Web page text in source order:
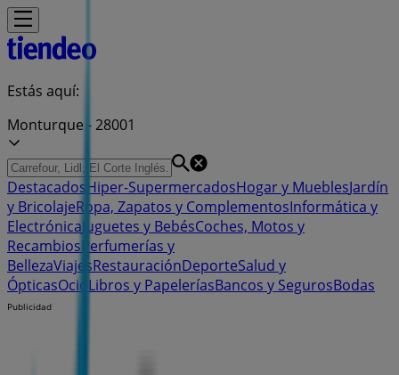
Estás aquí:
Monturque - 28001
DestacadosHiper-SupermercadosHogar y MueblesJardín
y BricolajeRopa, Zapatos y ComplementosInformática y
Electrónica Juguetes y BebésCoches, Motos y
Recambios Perfumerías y
BellezaViajesRestauraciónDeporteSalud y
ÓpticasOcio Libros y PapeleríasBancos y SegurosBodas
Publicidad